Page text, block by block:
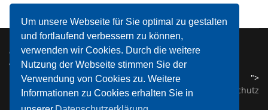
Um unsere Webseite für Sie optimal zu gestalten
und fortlaufend verbessern zu können,
verwenden wir Cookies. Durch die weitere
Nutzung der Webseite stimmen Sie der
Verwendung von Cookies zu. Weitere
Informationen zu Cookies erhalten Sie in
© 2018 Lions Club August Hermann Francke. Alle Rechte
vorbehalten.
Impressum
">
Datenschutz